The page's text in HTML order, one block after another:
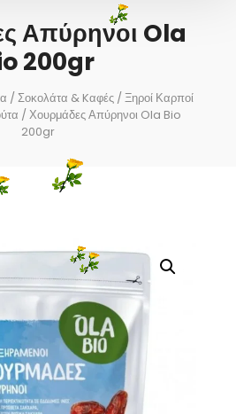
Απύρηνοι Ola
200gr
/Σοκολάτα & Kαφές /Ξηροί Καρποί
/ Χουρμάδες Απύρηνοι Ola Bio
200gr